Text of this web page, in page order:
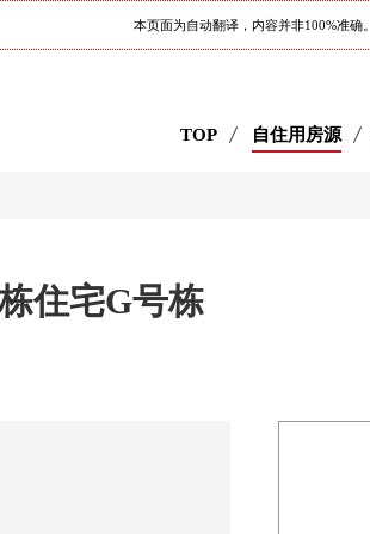
本页面为自动翻译，内容并非100%准确。
TOP 自住用房源
住宅G号栋